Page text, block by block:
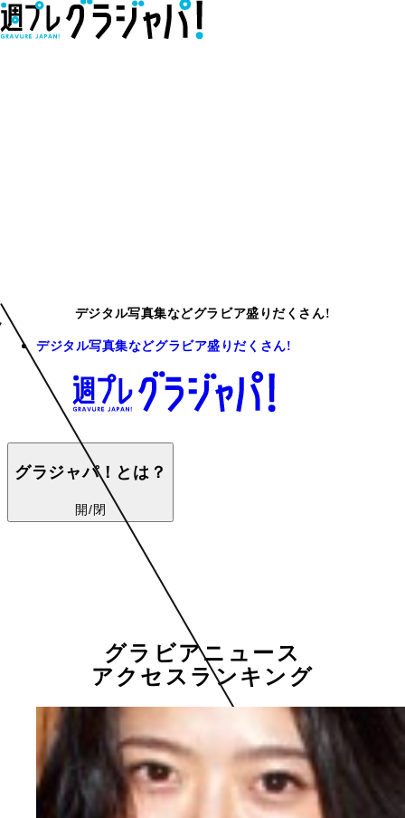
デジタル写真集などグラビア盛りだくさん!
デジタル写真集などグラビア盛りだくさん!
グラジャパ！とは？
開/閉
グラビアニュース
アクセスランキング